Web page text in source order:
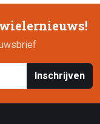
Inschrijven